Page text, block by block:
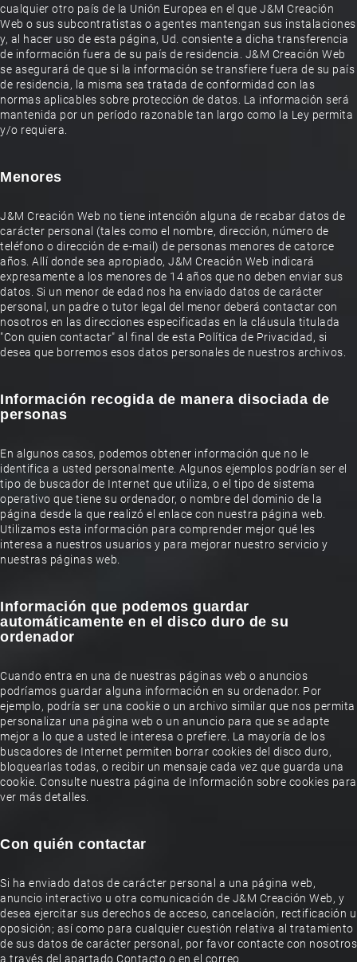
cualquier otro país de la Unión Europea en el que J&M Creación
Web o sus subcontratistas o agentes mantengan sus instalaciones
y, al hacer uso de esta página, Ud. consiente a dicha transferencia
de información fuera de su país de residencia. J&M Creación Web
se asegurará de que si la información se transfiere fuera de su país
de residencia, la misma sea tratada de conformidad con las
normas aplicables sobre protección de datos. La información será
mantenida por un período razonable tan largo como la Ley permita
y/o requiera.
Menores
J&M Creación Web no tiene intención alguna de recabar datos de
carácter personal (tales como el nombre, dirección, número de
teléfono o dirección de e-mail) de personas menores de catorce
años. Allí donde sea apropiado, J&M Creación Web indicará
expresamente a los menores de 14 años que no deben enviar sus
datos. Si un menor de edad nos ha enviado datos de carácter
personal, un padre o tutor legal del menor deberá contactar con
nosotros en las direcciones especificadas en la cláusula titulada
"Con quien contactar" al final de esta Política de Privacidad, si
desea que borremos esos datos personales de nuestros archivos.
Información recogida de manera disociada de
personas
En algunos casos, podemos obtener información que no le
identifica a usted personalmente. Algunos ejemplos podrían ser el
tipo de buscador de Internet que utiliza, o el tipo de sistema
operativo que tiene su ordenador, o nombre del dominio de la
página desde la que realizó el enlace con nuestra página web.
Utilizamos esta información para comprender mejor qué les
interesa a nuestros usuarios y para mejorar nuestro servicio y
nuestras páginas web.
Información que podemos guardar
automáticamente en el disco duro de su
ordenador
Cuando entra en una de nuestras páginas web o anuncios
podríamos guardar alguna información en su ordenador. Por
ejemplo, podría ser una cookie o un archivo similar que nos permita
personalizar una página web o un anuncio para que se adapte
mejor a lo que a usted le interesa o prefiere. La mayoría de los
buscadores de Internet permiten borrar cookies del disco duro,
bloquearlas todas, o recibir un mensaje cada vez que guarda una
cookie. Consulte nuestra página de Información sobre cookies para
ver más detalles.
Con quién contactar
Si ha enviado datos de carácter personal a una página web,
anuncio interactivo u otra comunicación de J&M Creación Web, y
desea ejercitar sus derechos de acceso, cancelación, rectificación u
oposición; así como para cualquier cuestión relativa al tratamiento
de sus datos de carácter personal, por favor contacte con nosotros
a través del apartado Contacto o en el correo